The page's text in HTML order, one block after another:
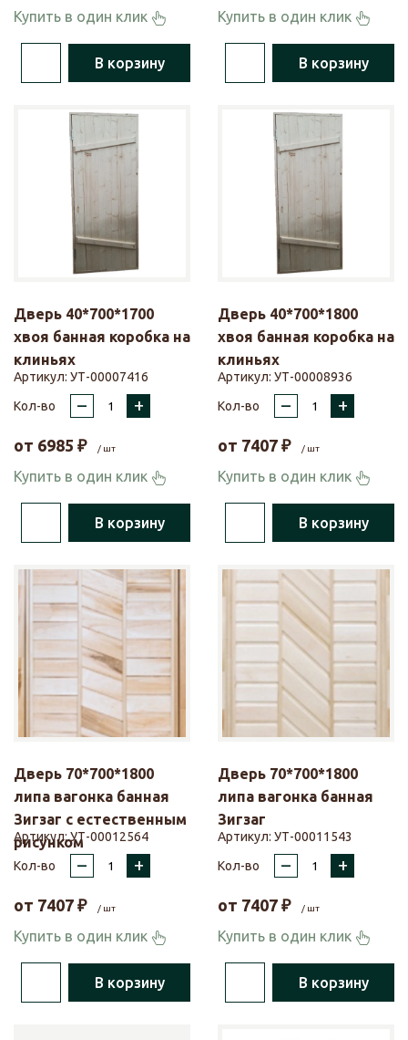
Купить в один клик
В корзину
Купить в один клик
В корзину
Дверь 40*700*1700
хвоя банная коробка на
клиньях
Артикул: УТ-00007416
Кол-во
– +
от 6985 ₽ / шт
Купить в один клик
В корзину
Дверь 40*700*1800
хвоя банная коробка на
клиньях
Артикул: УТ-00008936
Кол-во
– +
от 7407 ₽ / шт
Купить в один клик
В корзину
Дверь 70*700*1800
липа вагонка банная
Зигзаг с естественным
рисунком
Артикул:УТ-00012564
Кол-во
– +
от 7407 ₽ / шт
Купить в один клик
В корзину
Дверь 70*700*1800
липа вагонка банная
Зигзаг
Артикул: УТ-00011543
Кол-во
– +
от 7407 ₽ / шт
Купить в один клик
В корзину